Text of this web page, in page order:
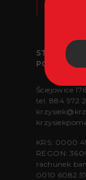
POMAGAĆ”
Ściejowice
tel. 884 972
KRS: 0000
REGON:
rachunek
0010 6082